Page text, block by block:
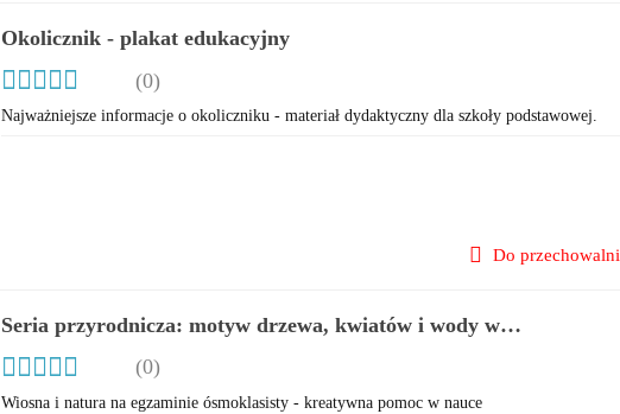
Okolicznik - plakat edukacyjny
(0)
Najważniejsze informacje o okoliczniku - materiał dydaktyczny dla szkoły podstawowej.
Do przechowalni
Seria przyrodnicza: motyw drzewa, kwiatów i wody w
lekturach i w języku
(0)
Wiosna i natura na egzaminie ósmoklasisty - kreatywna pomoc w nauce